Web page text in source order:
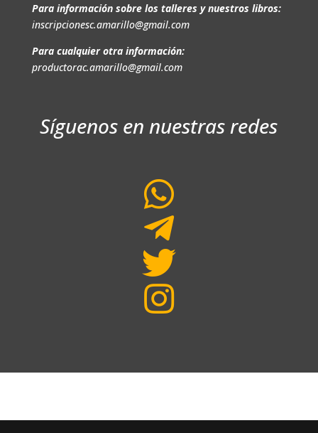
Para información sobre los talleres y nuestros libros:
inscripcionesc.amarillo@gmail.com
Para cualquier otra información:
productorac.amarillo@gmail.com
Síguenos en nuestras redes



